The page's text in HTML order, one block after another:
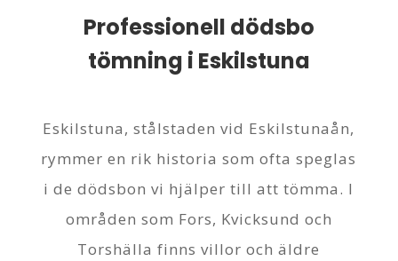
Professionell dödsbo
tömning i Eskilstuna
Eskilstuna, stålstaden vid Eskilstunaån,
rymmer en rik historia som ofta speglas
i de dödsbon vi hjälper till att tömma. I
områden som Fors, Kvicksund och
Torshälla finns villor och äldre